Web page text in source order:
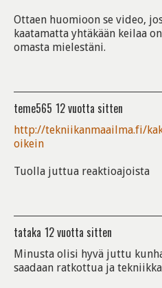
Ottaen huomioon se video,
kaatamatta yhtäkään keilaa
omasta mielestäni.
teme565 12 vuotta sitten
http://tekniikanmaailma.fi/
oikein
Tuolla juttua reaktioajoista
tataka 12 vuotta sitten
Minusta olisi hyvä juttu
saadaan ratkottua ja